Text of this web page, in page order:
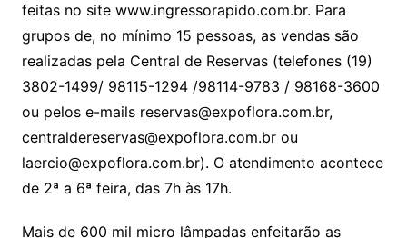
feitas no site www.ingressorapido.com.br. Para
grupos de, no mínimo 15 pessoas, as vendas são
realizadas pela Central de Reservas (telefones (19)
3802-1499/ 98115-1294 /98114-9783 / 98168-3600
ou pelos e-mails reservas@expoflora.com.br,
centraldereservas@expoflora.com.br ou
laercio@expoflora.com.br). O atendimento acontece
de 2ª a 6ª feira, das 7h às 17h.
Mais de 600 mil micro lâmpadas enfeitarão as